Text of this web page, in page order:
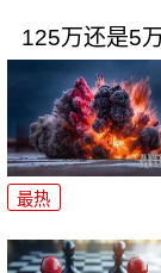
125万还是5
最热